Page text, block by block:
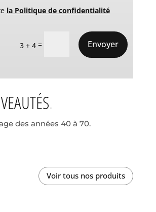
la Politique de confidentialité
3 + 4 = Envoyer
des années 40 à 70.
Voir tous nos produits